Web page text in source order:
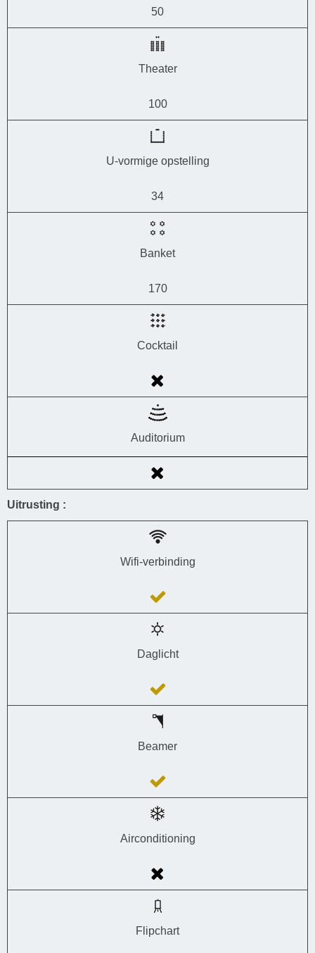
50
Theater
100
U-vormige opstelling
34
Banket
170
Cocktail
Auditorium
Uitrusting :
Wifi-verbinding
Daglicht
Beamer
Airconditioning
Flipchart